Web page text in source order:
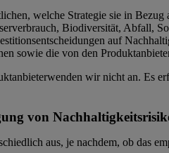
welche Strategie sie in
Biodiversität, Abfall,
auf
sowie die von den
wir nicht an. Es
von
aus, je nachdem, ob das